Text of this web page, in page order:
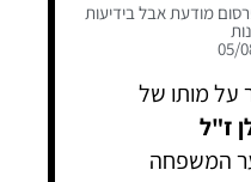
מודעת אבל בידיעות
05/
על מותו של
ז"ל
המשפחה